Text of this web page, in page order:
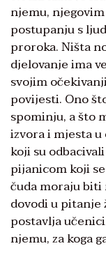
njemu,
postupanju s
proroka. Ništa
djelovanje ima
svojim
povijesti. Ono
spominju, a što
izvora i mjesta
koji su
pijanicom koji
čuda moraju
dovodi u pitanje
postavlja
njemu, za koga